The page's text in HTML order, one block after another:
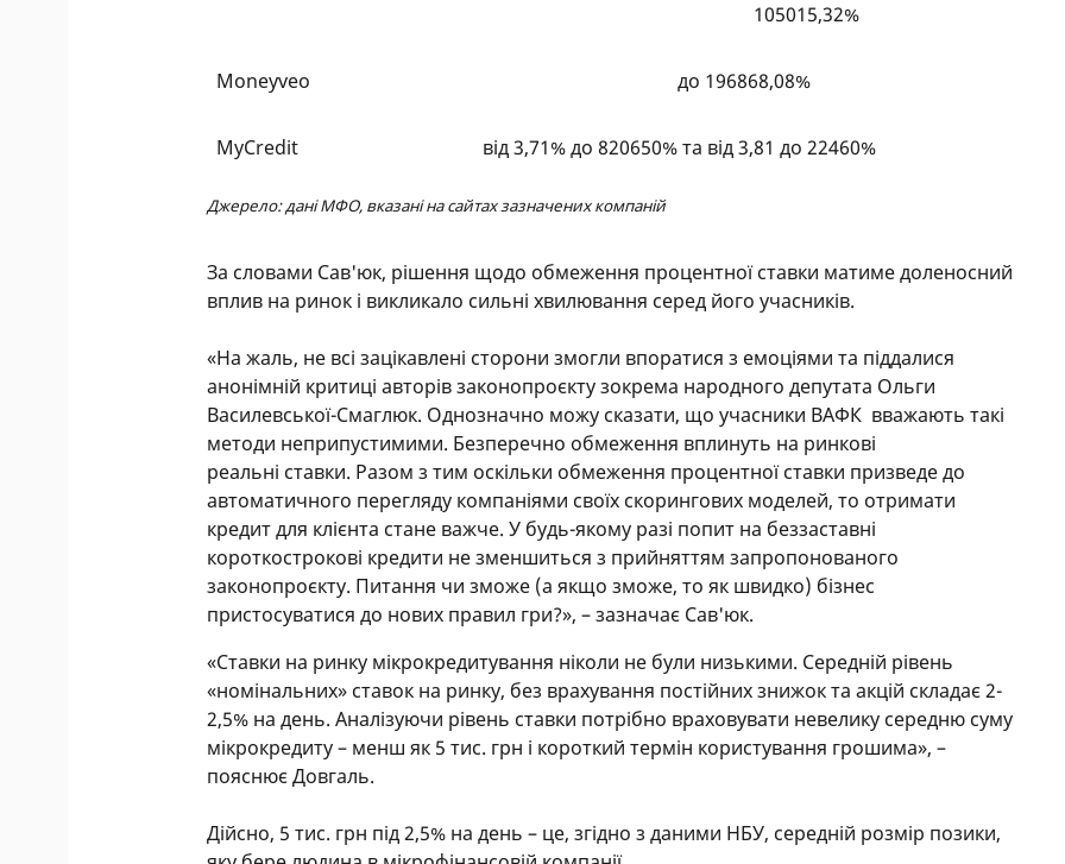
105015,32%
Moneyveo до 196868,08%
MyCredit від 3,71% до 820650% та від 3,81 до 22460%
Джерело: дані МФО, вказані на сайтах зазначених компаній
За словами Сав'юк, рішення щодо обмеження процентної ставки матиме доленосний
вплив на ринок і викликало сильні хвилювання серед його учасників.
«На жаль, не всі зацікавлені сторони змогли впоратися з емоціями та піддалися
анонімній критиці авторів законопроєкту зокрема народного депутата Ольги
Василевської-Смаглюк. Однозначно можу сказати, що учасники ВАФК вважають такі
методи неприпустимими. Безперечно обмеження вплинуть на ринкові
реальні ставки. Разом з тим оскільки обмеження процентної ставки призведе до
автоматичного перегляду компаніями своїх скорингових моделей, то отримати
кредит для клієнта стане важче. У будь-якому разі попит на беззаставні
короткострокові кредити не зменшиться з прийняттям запропонованого
законопроєкту. Питання чи зможе (а якщо зможе, то як швидко) бізнес
пристосуватися до нових правил гри?», – зазначає Сав'юк.
«Ставки на ринку мікрокредитування ніколи не були низькими. Середній рівень
«номінальних» ставок на ринку, без врахування постійних знижок та акцій складає 2-
2,5% на день. Аналізуючи рівень ставки потрібно враховувати невелику середню суму
мікрокредиту – менш як 5 тис. грн і короткий термін користування грошима», –
пояснює Довгаль.
Дійсно, 5 тис. грн під 2,5% на день – це, згідно з даними НБУ, середній розмір позики,